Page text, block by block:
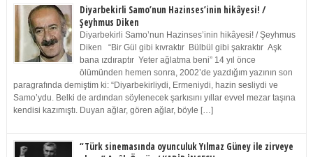
Diyarbekirli Samo’nun Hazinses’inin hikâyesi! /
Şeyhmus Diken
Diyarbekirli Samo’nun Hazinses’inin hikâyesi! / Şeyhmus
Diken “Bir Gül gibi kıvraktır Bülbül gibi şakraktır Aşk
bana ızdıraptır Yeter ağlatma beni” 14 yıl önce
ölümünden hemen sonra, 2002’de yazdığım yazının son
paragrafında demiştim ki: “Diyarbekirliydi, Ermeniydi, hazin sesliydi ve
Samo’ydu. Belki de ardından söylenecek şarkısını yıllar evvel mezar taşına
kendisi kazımıştı. Duyan ağlar, gören ağlar, böyle […]
“Türk sinemasında oyunculuk Yılmaz Güney ile zirveye